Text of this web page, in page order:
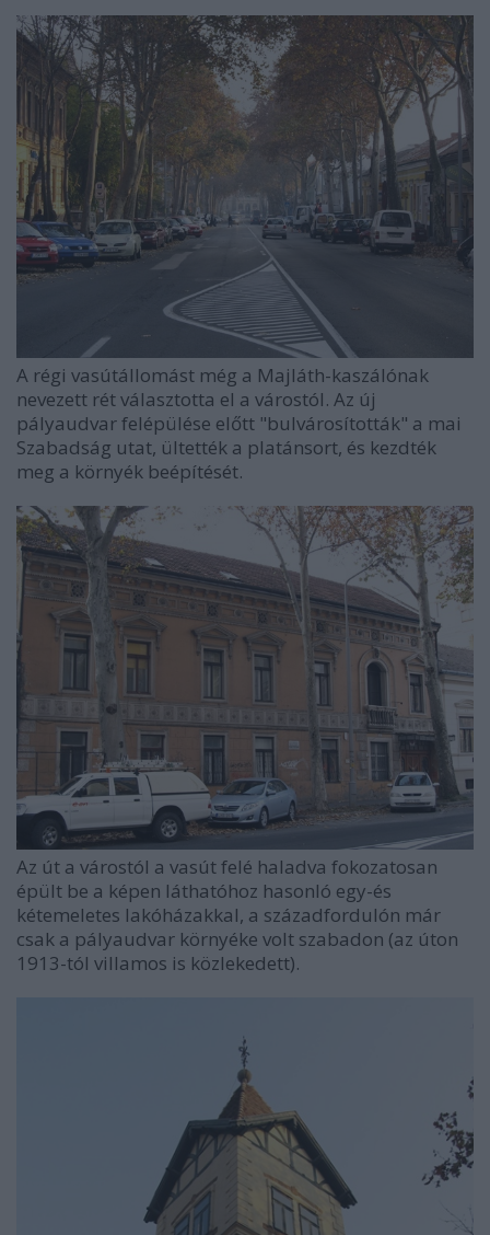
A régi vasútállomást még a Majláth-kaszálónak
nevezett rét választotta el a várostól. Az új
pályaudvar felépülése előtt "bulvárosították" a mai
Szabadság utat, ültették a platánsort, és kezdték
meg a környék beépítését.
Az út a várostól a vasút felé haladva fokozatosan
épült be a képen láthatóhoz hasonló egy-és
kétemeletes lakóházakkal, a századfordulón már
csak a pályaudvar környéke volt szabadon (az úton
1913-tól villamos is közlekedett).